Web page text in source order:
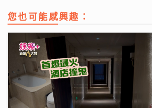
您也可能感興趣：